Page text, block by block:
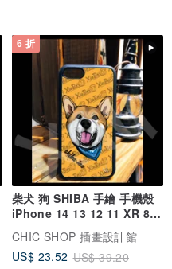
6 折
柴犬 狗 SHIBA 手繪 手機殼
iPhone 14 13 12 11 XR 8 7
CHIC SHOP 插畫設計館
US$ 23.52 US$ 39.20